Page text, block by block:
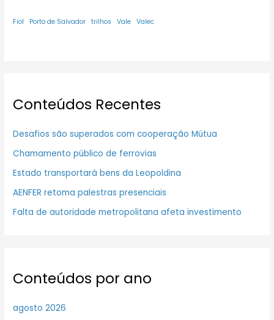
Fiol Porto de Salvador trilhos Vale Valec
Conteúdos Recentes
Desafios são superados com cooperação Mútua
Chamamento público de ferrovias
Estado transportará bens da Leopoldina
AENFER retoma palestras presenciais
Falta de autoridade metropolitana afeta investimento
Conteúdos por ano
agosto 2026